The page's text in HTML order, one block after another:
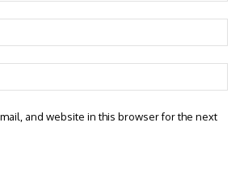
and website in this browser for the next